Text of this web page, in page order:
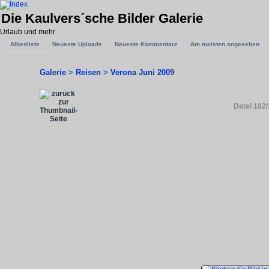
Die Kaulvers´sche Bilder Galerie
Urlaub und mehr
Albenliste Neueste Uploads Neueste Kommentare Am meisten angesehen
Galerie > Reisen > Verona Juni 2009
Datei